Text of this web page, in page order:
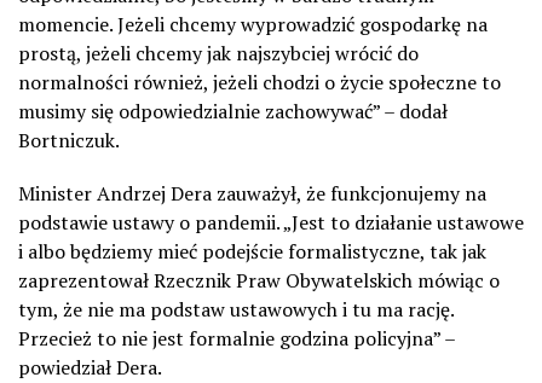
momencie. Jeżeli chcemy wyprowadzić gospodarkę na
prostą, jeżeli chcemy jak najszybciej wrócić do
normalności również, jeżeli chodzi o życie społeczne to
musimy się odpowiedzialnie zachowywać” – dodał
Bortniczuk.
Minister Andrzej Dera zauważył, że funkcjonujemy na
podstawie ustawy o pandemii. „Jest to działanie ustawowe
i albo będziemy mieć podejście formalistyczne, tak jak
zaprezentował Rzecznik Praw Obywatelskich mówiąc o
tym, że nie ma podstaw ustawowych i tu ma rację.
Przecież to nie jest formalnie godzina policyjna” –
powiedział Dera.